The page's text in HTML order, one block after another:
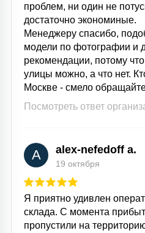
проблем, ни один не
достаточно экономиные.
Менеджеру спасибо,
модели по фотографии и
рекомендации, потому
улицы можно, а что нет.
Москве - смело
Посмотреть ответ
A alex-nefedoff a.
19 октября
Я приятно удивлен
склада. С момента
пропустили на